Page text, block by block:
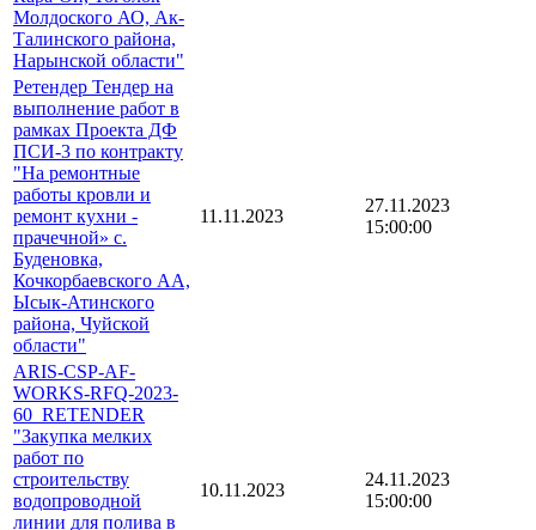
Молдоского АО, Ак-
Талинского района,
Нарынской области"
Ретендер Тендер на
выполнение работ в
рамках Проекта ДФ
ПСИ-3 по контракту
"На ремонтные
работы кровли и
ремонт кухни -
прачечной» с.
Буденовка,
Кочкорбаевского АА,
Ысык-Атинского
района, Чуйской
области"
11.11.2023
27.11.2023
15:00:00
ARIS-CSP-AF-
WORKS-RFQ-2023-
60_RETENDER
"Закупка мелких
работ по
строительству
водопроводной
линии для полива в
10.11.2023
24.11.2023
15:00:00